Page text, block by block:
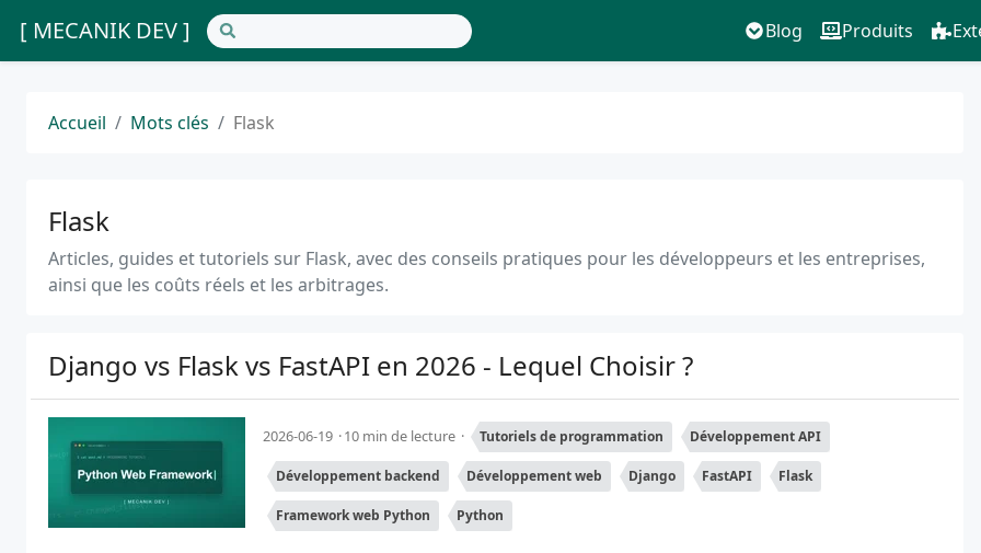
[ MECANIK DEV ] Blog Produits
Accueil Mots clés Flask
Flask
Articles, guides et tutoriels sur Flask, avec des conseils pratiques pour les développeurs et les entreprises,
ainsi que les coûts réels et les arbitrages.
Django vs Flask vs FastAPI en 2026 - Lequel Choisir ?
2026-06-19 10 min de lecture Tutoriels de programmation Développement API
Développement backend Développement web Django FastAPI Flask
Framework web Python Python